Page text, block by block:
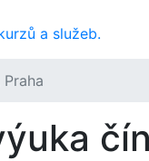
a služeb.